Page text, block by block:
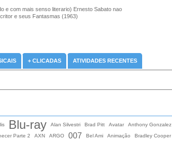
e com mais senso literario) Ernesto Sabato nao
e seus Fantasmas (1963)
+ CLICADAS ATIVIDADES RECENTES
Blu-ray Alan Silvestri Brad Pitt Avatar Anthony Gonzalez
Parte 2 AXN ARGO 007 Bel Ami Animação Bradley Cooper